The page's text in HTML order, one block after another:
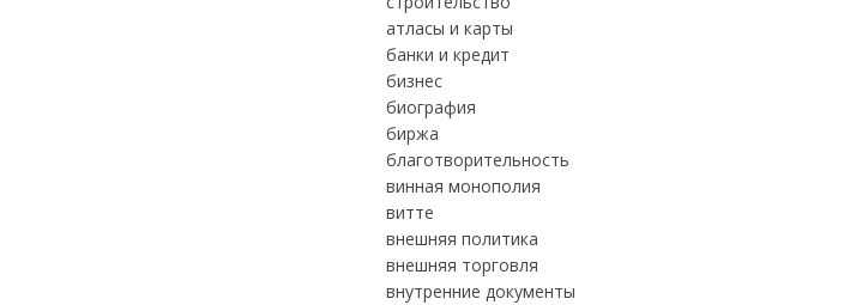
атласы и карты
банки и кредит
бизнес
биография
биржа
благотворительность
винная монополия
витте
внешняя политика
внешняя торговля
внутренние документы